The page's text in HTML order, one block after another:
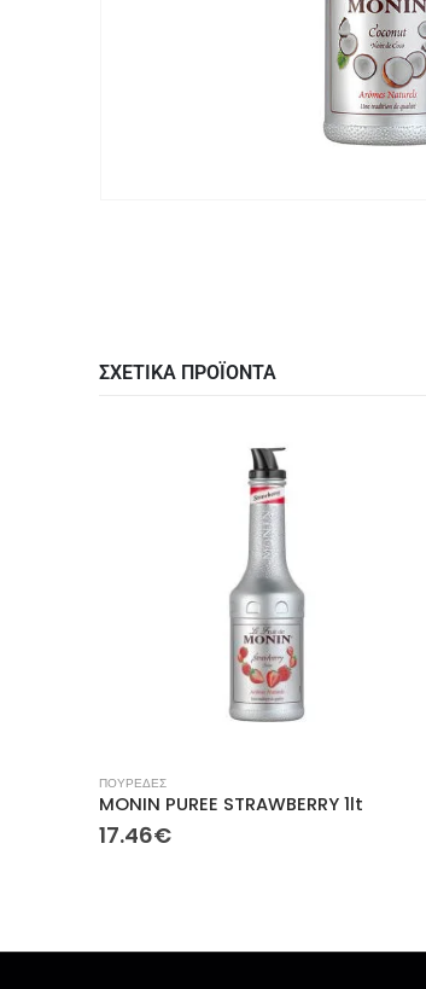
ΣΧΕΤΙΚΑ ΠΡΟΪΟΝΤΑ
ΠΟΥΡΕΔΕΣ
MONIN PUREE STRAWBERRY 1lt
17.46€